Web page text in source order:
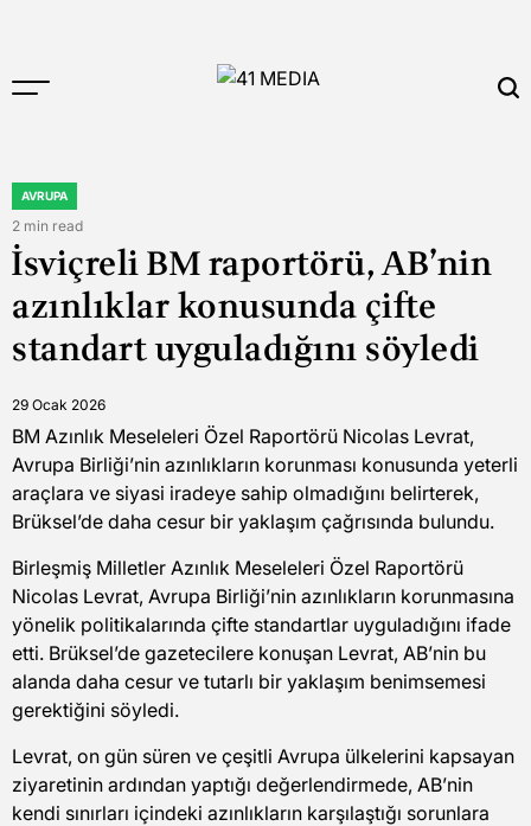
to
POSTED
IN
AVRUPA
Estimated
read
time
2 min read
İsviçreli BM raportörü, AB’nin
azınlıklar konusunda çifte
standart uyguladığını söyledi
29 Ocak 2026
BM Azınlık Meseleleri Özel Raportörü Nicolas Levrat,
Avrupa Birliği’nin azınlıkların korunması konusunda yeterli
araçlara ve siyasi iradeye sahip olmadığını belirterek,
Brüksel’de daha cesur bir yaklaşım çağrısında bulundu.
Birleşmiş Milletler Azınlık Meseleleri Özel Raportörü
Nicolas Levrat, Avrupa Birliği’nin azınlıkların korunmasına
yönelik politikalarında çifte standartlar uyguladığını ifade
etti. Brüksel’de gazetecilere konuşan Levrat, AB’nin bu
alanda daha cesur ve tutarlı bir yaklaşım benimsemesi
gerektiğini söyledi.
Levrat, on gün süren ve çeşitli Avrupa ülkelerini kapsayan
ziyaretinin ardından yaptığı değerlendirmede, AB’nin
kendi sınırları içindeki azınlıkların karşılaştığı sorunlara